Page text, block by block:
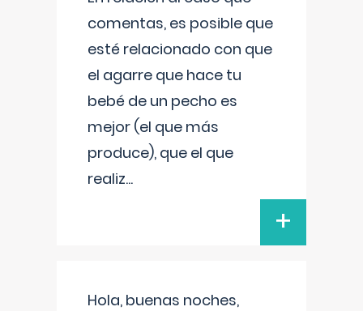
comentas, es posible que
esté relacionado con que
el agarre que hace tu
bebé de un pecho es
mejor (el que más
produce), que el que
realiz...
+
Hola, buenas noches,